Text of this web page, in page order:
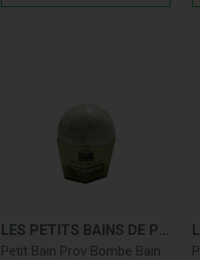
LES PETITS BAINS DE PROVENCE
Petit Bain Prov Bombe Bain